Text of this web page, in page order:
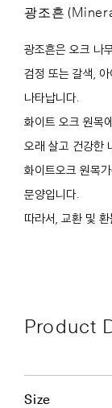
광조흔
광조흔은 오크 나
검정 또는 갈색,
나타납니다.
화이트 오크 원목
오래 살고 건강한
화이트오크 원목
문양입니다.
따라서, 교환 및
Product
Size